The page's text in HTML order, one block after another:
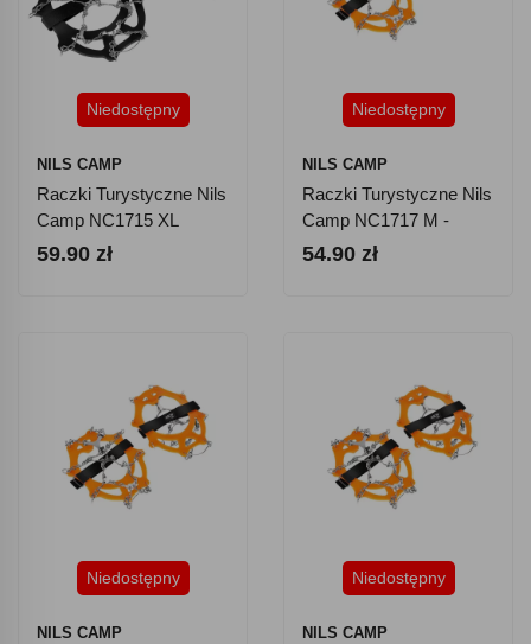
Niedostępny
NILS CAMP
Raczki Turystyczne Nils
Camp NC1715 XL
59.90 zł
Niedostępny
NILS CAMP
Raczki Turystyczne Nils
Camp NC1717 M -
Pomarańczowe
54.90 zł
Niedostępny
NILS CAMP
Niedostępny
NILS CAMP